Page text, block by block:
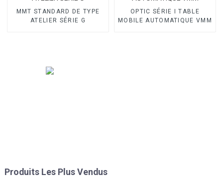
MMT STANDARD DE TYPE
ATELIER SÉRIE G
OPTIC SÉRIE I TABLE
MOBILE AUTOMATIQUE VMM
Produits Les Plus Vendus